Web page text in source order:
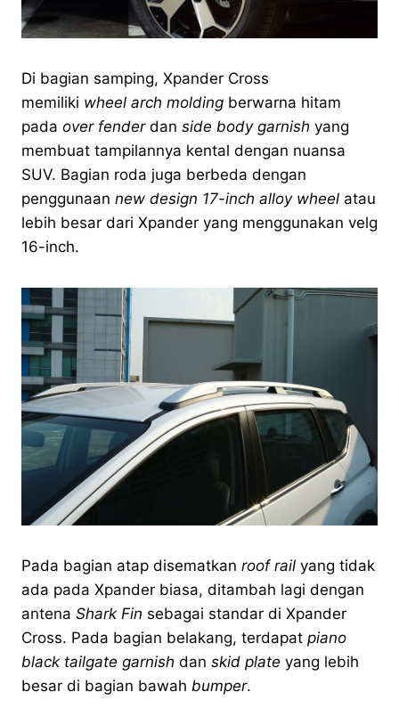
Di bagian samping, Xpander Cross
memiliki wheel arch molding berwarna hitam
pada over fender dan side body garnish yang
membuat tampilannya kental dengan nuansa
SUV. Bagian roda juga berbeda dengan
penggunaan new design 17-inch alloy wheel atau
lebih besar dari Xpander yang menggunakan velg
16-inch.
Pada bagian atap disematkan roof rail yang tidak
ada pada Xpander biasa, ditambah lagi dengan
antena Shark Fin sebagai standar di Xpander
Cross. Pada bagian belakang, terdapat piano
black tailgate garnish dan skid plate yang lebih
besar di bagian bawah bumper.